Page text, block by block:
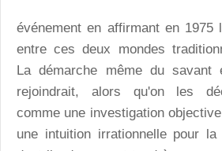
événement en affirmant en 1975
entre ces deux mondes
La démarche même du
rejoindrait, alors qu'on les
comme une investigation
une intuition irrationnelle pour la